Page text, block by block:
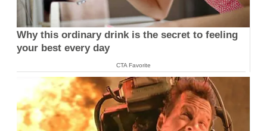
Why this ordinary drink is the secret to feeling
your best every day
CTA Favorite